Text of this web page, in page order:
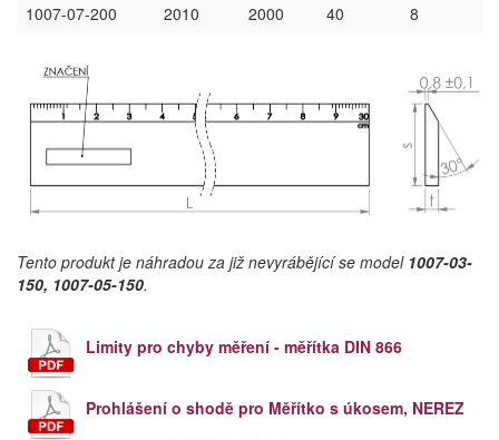
1007-07-200
2010 2000 40 8
Tento produkt je náhradou za již nevyrábějící se model 1007-03-
150, 1007-05-150.
Limity pro chyby měření - měřítka DIN 866
Prohlášení o shodě pro Měřítko s úkosem, NEREZ